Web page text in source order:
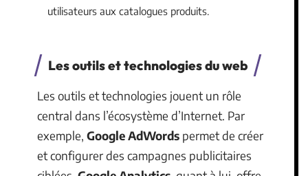
utilisateurs aux catalogues produits.
Les outils et technologies du web
Les outils et technologies jouent un rôle
central dans l’écosystème d’Internet. Par
exemple, Google AdWords permet de créer
et configurer des campagnes publicitaires